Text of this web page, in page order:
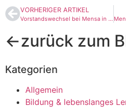
VORHERIGER ARTIKEL
Vorstandswechsel bei Mensa in Deutschland
←zurück zum
Kategorien
Allgemein
Bildung & lebenslanges